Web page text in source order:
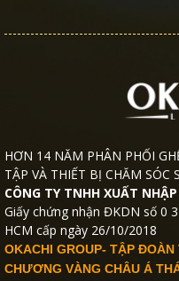
HƠN 14 NĂM PHÂN PHỐI
TẬP VÀ THIẾT BỊ CHĂM SÓC
CÔNG TY TNHH XUẤT
Giấy chứng nhận ĐKDN số 0
HCM cấp ngày 26/10/2018
OKACHI GROUP- TẬP
CHƯƠNG VÀNG CHÂU Á